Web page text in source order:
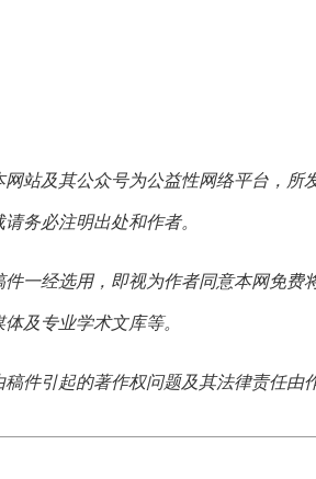
网站及其公众号为公益性网络平台，所
请务必注明出处和作者。
件一经选用，即视为作者同意本网免费
体及专业学术文库等。
稿件引起的著作权问题及其法律责任由